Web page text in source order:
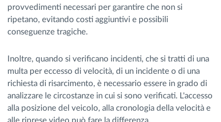
provvedimenti necessari per garantire che non si
ripetano, evitando costi aggiuntivi e possibili
conseguenze tragiche.
Inoltre, quando si verificano incidenti, che si tratti di una
multa per eccesso di velocità, di un incidente o di una
richiesta di risarcimento, è necessario essere in grado di
analizzare le circostanze in cui si sono verificati. L'accesso
alla posizione del veicolo, alla cronologia della velocità e